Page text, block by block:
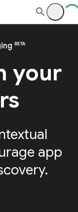
BETA
your
app